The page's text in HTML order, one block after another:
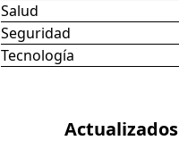
Salud
Seguridad
Tecnología
Actualizados